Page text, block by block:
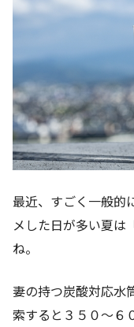
最近、すごく一般的
メした日が多い夏は
ね。
妻の持つ炭酸対応水
索すると３５０～６